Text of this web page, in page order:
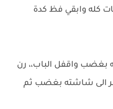
كله وابقي فظ كدة
بغضب واقفل الباب،، رن
الى شاشته بغضب ثم